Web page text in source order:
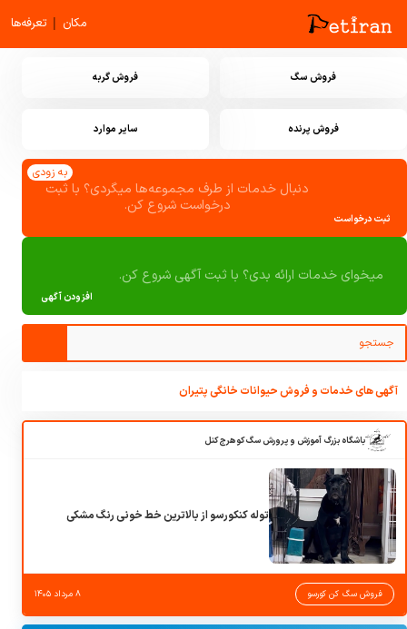
مکان | تعرفه‌ها
فروش سگ فروش گربه
فروش پرنده سایر موارد
ثبت درخواست
دنبال خدمات از طرف مجموعه‌ها میگردی؟ با ثبت
درخواست شروع کن.
به زودی
افزودن آگهی
میخوای خدمات ارائه بدی؟ با ثبت آگهی شروع کن.
آگهی های خدمات و فروش حیوانات خانگی پتیران
باشگاه بزرگ آموزش و پرورش سگ کوهرج کنل
توله کنکورسو از بالاترین خط خونی رنگ مشکی
فروش سگ کن کورسو ۸ مرداد ۱۴۰۵